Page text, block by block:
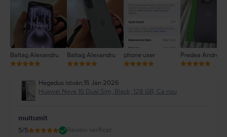
Baltag Alexandru Baltag Alexandru phone user Predea Andreea
Hegedus istván,15 Jan 2026
Huawei Nova 10 Dual Sim, Black, 128 GB, Ca nou
multumit
5/5 Review verificat